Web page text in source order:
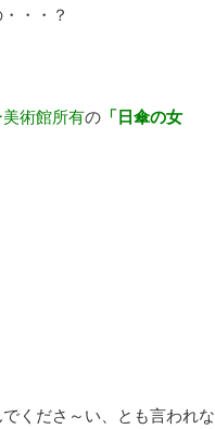
・・？
術館所有の 「日傘の女
くださ～い、とも言われな